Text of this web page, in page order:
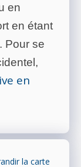
en
en étant
Pour se
en
la carte